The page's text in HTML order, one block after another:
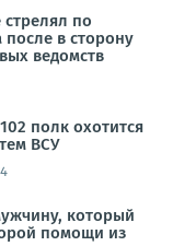
по
в сторону
ведомств
полк охотится
ВСУ
который
помощи из